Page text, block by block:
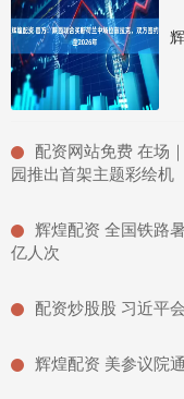
配资网站免费 在场
园推出首架主题彩绘机
辉煌配资 全国铁路
亿人次
配资炒股股 习近平
辉煌配资 美参议院